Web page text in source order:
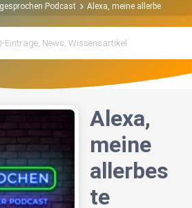
Podcast Alexa, meine allerbeste
Alexa,
meine
allerbes
te